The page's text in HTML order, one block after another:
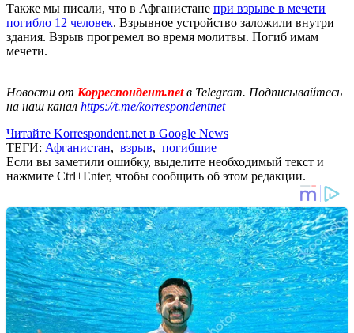
Также мы писали, что в Афганистане при взрыве в мечети
погибло 12 человек. Взрывное устройство заложили внутри
здания. Взрыв прогремел во время молитвы. Погиб имам
мечети.
Новости от Корреспондент.netв Telegram. Подписывайтесь
на наш канал https://t.me/korrespondentnet
Читайте Korrespondent.net в Google News
ТЕГИ: Афганистан, взрыв, погибшие
Если вы заметили ошибку, выделите необходимый текст и
нажмите Ctrl+Enter, чтобы сообщить об этом редакции.